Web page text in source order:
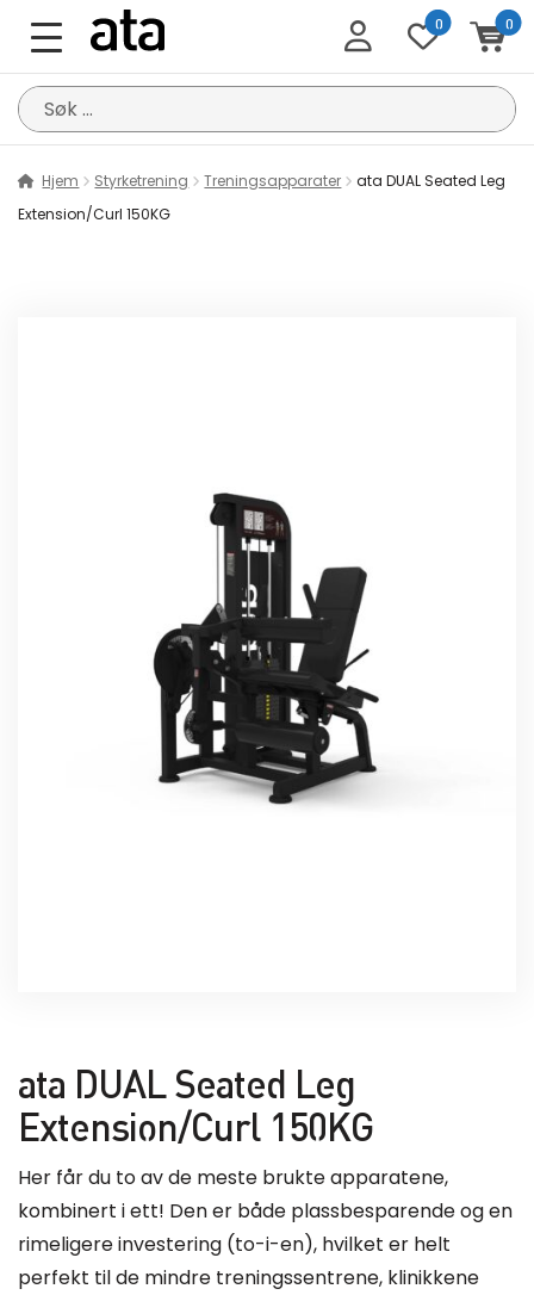
0 0
Søk
etter:
Hjem Styrketrening Treningsapparater
ata DUAL Seated Leg
Extension/Curl 150KG
ata DUAL Seated Leg
Extension/Curl 150KG
Her får du to av de meste brukte apparatene,
kombinert i ett! Den er både plassbesparende og en
rimeligere investering (to-i-en), hvilket er helt
perfekt til de mindre treningssentrene, klinikkene